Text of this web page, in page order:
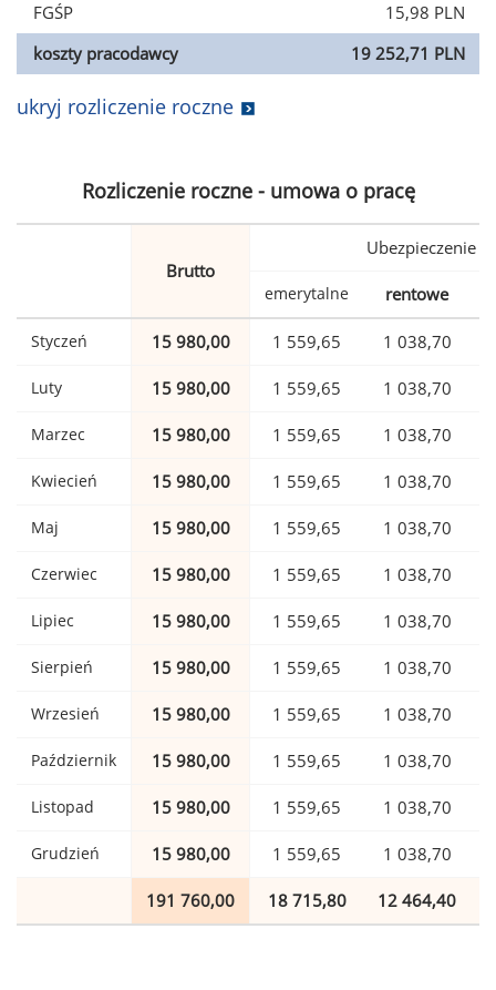
FGŚP
15,98 PLN
koszty pracodawcy
19 252,71 PLN
ukryj rozliczenie roczne
Rozliczenie roczne - umowa o pracę
Brutto
Ubezpieczenie
emerytalne rentowe
Styczeń 15 980,00 1 559,65 1 038,70
Luty 15 980,00 1 559,65 1 038,70
Marzec 15 980,00 1 559,65 1 038,70
Kwiecień 15 980,00 1 559,65 1 038,70
Maj 15 980,00 1 559,65 1 038,70
Czerwiec 15 980,00 1 559,65 1 038,70
Lipiec 15 980,00 1 559,65 1 038,70
Sierpień 15 980,00 1 559,65 1 038,70
Wrzesień 15 980,00 1 559,65 1 038,70
Październik 15 980,00 1 559,65 1 038,70
Listopad 15 980,00 1 559,65 1 038,70
Grudzień 15 980,00 1 559,65 1 038,70
191 760,00 18 715,80 12 464,40